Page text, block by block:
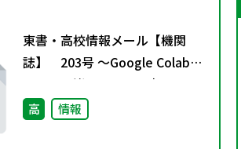
東書・高校情報メール【機関
誌】 203号 ～Google Colab上
でAIと一緒にコードを書く～
高 情報